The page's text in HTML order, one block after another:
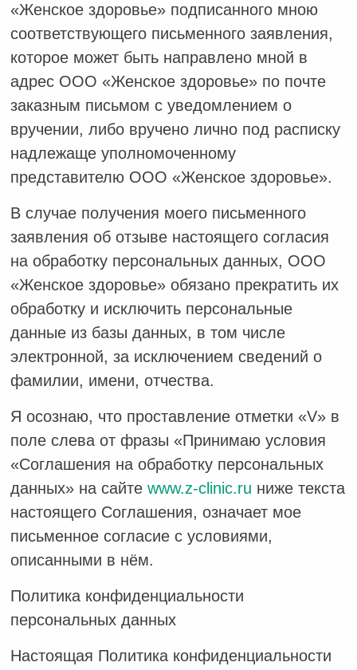
«Женское здоровье» подписанного мною
соответствующего письменного заявления,
которое может быть направлено мной в
адрес ООО «Женское здоровье» по почте
заказным письмом с уведомлением о
вручении, либо вручено лично под расписку
надлежаще уполномоченному
представителю ООО «Женское здоровье».
В случае получения моего письменного
заявления об отзыве настоящего согласия
на обработку персональных данных, ООО
«Женское здоровье» обязано прекратить их
обработку и исключить персональные
данные из базы данных, в том числе
электронной, за исключением сведений о
фамилии, имени, отчества.
Я осознаю, что проставление отметки «V» в
поле слева от фразы «Принимаю условия
«Соглашения на обработку персональных
данных» на сайте www.z-clinic.ru ниже текста
настоящего Соглашения, означает мое
письменное согласие с условиями,
описанными в нём.
Политика конфиденциальности
персональных данных
Настоящая Политика конфиденциальности